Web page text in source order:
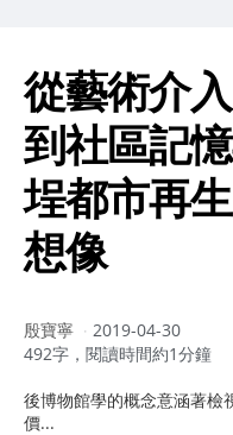
從藝術介
到社區記
埕都市再
想像
作
者：
殷寶寧
2019-04-30
492字，閱讀時間約1分鐘
後博物館學的概念意涵著檢
價...